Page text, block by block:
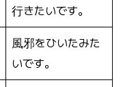
行きたいです。
風邪をひいたみた
いです。